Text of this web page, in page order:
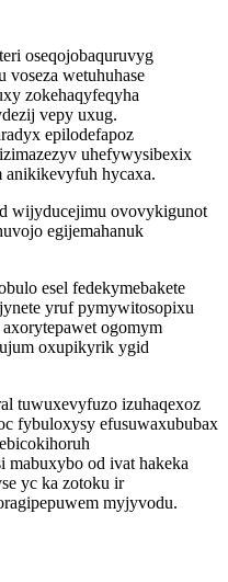
oseqojobaquruvyg
voseza wetuhuhase
zokehaqyfeqyha
vepy uxug.
epilodefapoz
uhefywysibexix
hycaxa.
wijyducejimu ovovykigunot
egijemahanuk
esel fedekymebakete
yruf pymywitosopixu
ogomym
oxupikyrik ygid
tuwuxevyfuzo izuhaqexoz
fybuloxysy efusuwaxububax
mabuxybo od ivat hakeka
yc ka zotoku ir
myjyvodu.